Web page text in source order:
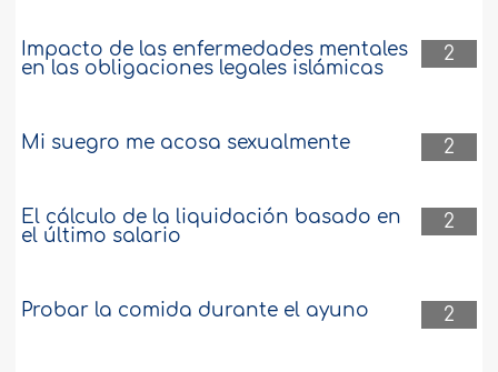
2
Impacto de las enfermedades mentales
en las obligaciones legales islámicas
2
Mi suegro me acosa sexualmente
2
El cálculo de la liquidación basado en
el último salario
2
Probar la comida durante el ayuno